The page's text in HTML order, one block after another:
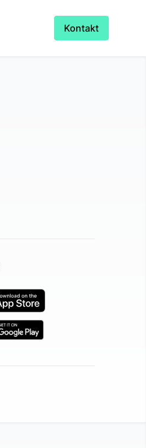
Kontakt